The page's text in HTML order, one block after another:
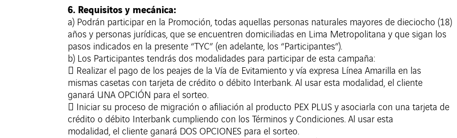
6. Requisitos y mecánica:
a) Podrán participar en la Promoción, todas aquellas personas naturales mayores de dieciocho (18)
años y personas jurídicas, que se encuentren domiciliadas en Lima Metropolitana y que sigan los
pasos indicados en la presente “TYC” (en adelante, los “Participantes”).
b) Los Participantes tendrás dos modalidades para participar de esta campaña:
 Realizar el pago de los peajes de la Vía de Evitamiento y vía expresa Línea Amarilla en las
mismas casetas con tarjeta de crédito o débito Interbank. Al usar esta modalidad, el cliente
ganará UNA OPCIÓN para el sorteo.
 Iniciar su proceso de migración o afiliación al producto PEX PLUS y asociarla con una tarjeta de
crédito o débito Interbank cumpliendo con los Términos y Condiciones. Al usar esta
modalidad, el cliente ganará DOS OPCIONES para el sorteo.